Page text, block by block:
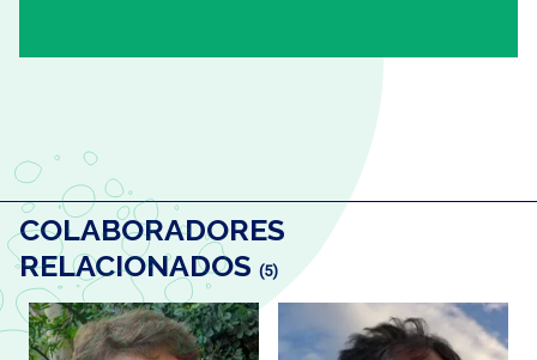
COLABORADORES
RELACIONADOS (5)